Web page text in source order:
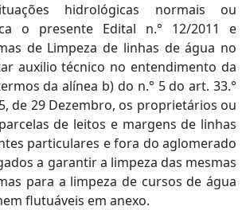
hidrológicas normais ou
o presente Edital n.° 12/2011 e
de Limpeza de linhas de água no
auxilio técnico no entendimento da
da alínea b) do n.° 5 do art. 33.°
de 29 Dezembro, os proprietários ou
de leitos e margens de linhas
particulares e fora do aglomerado
a garantir a limpeza das mesmas
para a limpeza de cursos de água
flutuáveis em anexo.